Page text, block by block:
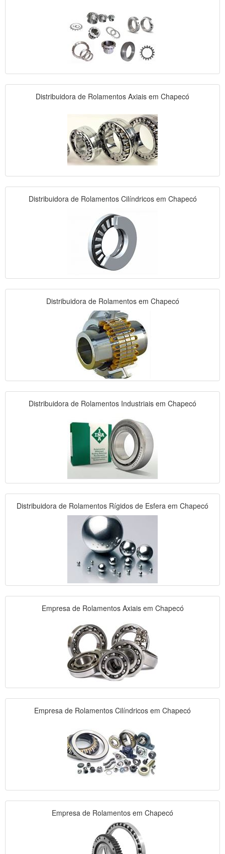
Distribuidora de Rolamentos Axiais em Chapecó
Distribuidora de Rolamentos Cilíndricos em Chapecó
Distribuidora de Rolamentos em Chapecó
Distribuidora de Rolamentos Industriais em Chapecó
Distribuidora de Rolamentos Rígidos de Esfera em Chapecó
Empresa de Rolamentos Axiais em Chapecó
Empresa de Rolamentos Cilíndricos em Chapecó
Empresa de Rolamentos em Chapecó